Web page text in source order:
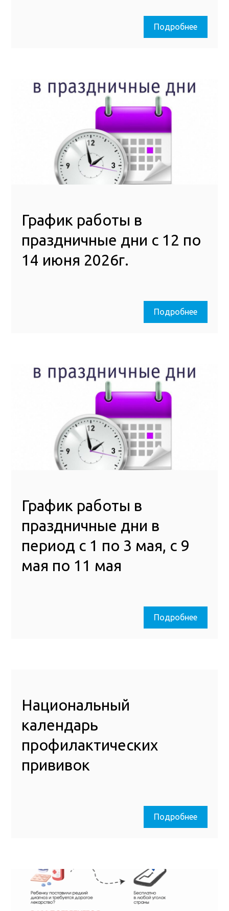
Подробнее
График работы в
праздничные дни с 12 по
14 июня 2026г.
Подробнее
График работы в
праздничные дни в
период с 1 по 3 мая, с 9
мая по 11 мая
Подробнее
Национальный
календарь
профилактических
прививок
Подробнее